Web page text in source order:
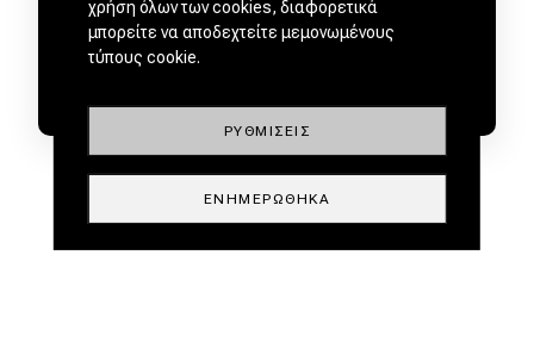
χρήση όλων των cookies, διαφορετικά
μπορείτε να αποδεχτείτε μεμονωμένους
τύπους cookie.
ΡΥΘΜΊΣΕΙΣ
ΕΝΗΜΕΡΏΘΗΚΑ